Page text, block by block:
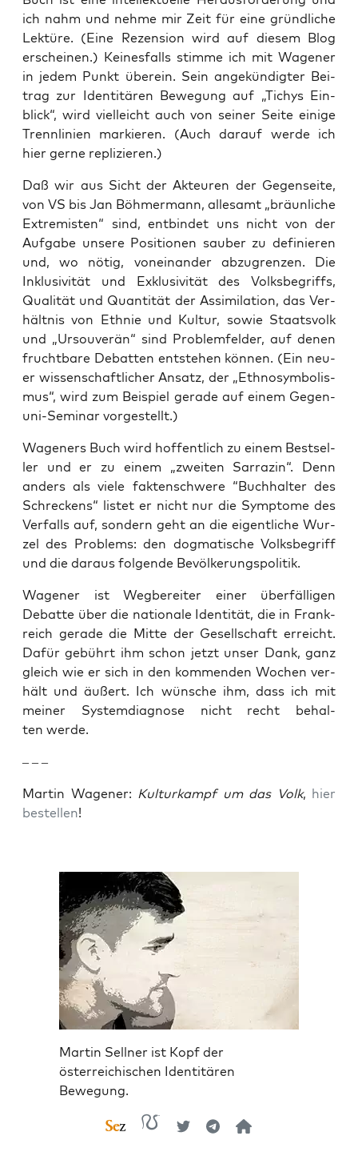
ich nahm und neh­me mir Zeit für eine gründ­li­che
Lek­tü­re. (Eine Rezen­si­on wird auf die­sem Blog
erschei­nen.) Kei­nes­falls stim­me ich mit Wage­ner
in jedem Punkt über­ein. Sein ange­kün­dig­ter Bei­
trag zur Iden­ti­tä­ren Bewe­gung auf „Tichys Ein­
blick“, wird viel­leicht auch von sei­ner Sei­te eini­ge
Trenn­li­ni­en mar­kie­ren. (Auch dar­auf wer­de ich
hier ger­ne replizieren.)
Daß wir aus Sicht der Akteu­ren der Gegen­sei­te,
von VS bis Jan Böh­mer­mann, alle­samt „bräun­li­che
Extre­mis­ten“ sind, ent­bin­det uns nicht von der
Auf­ga­be unse­re Posi­tio­nen sau­ber zu defi­nie­ren
und, wo nötig, von­ein­an­der abzu­gren­zen. Die
Inklu­si­vi­tät und Exklu­si­vi­tät des Volks­be­griffs,
Qua­li­tät und Quan­ti­tät der Assi­mi­la­ti­on, das Ver­
hält­nis von Eth­nie und Kul­tur, sowie Staats­volk
und „Ursou­ve­rän“ sind Pro­blem­fel­der, auf denen
frucht­ba­re Debat­ten ent­ste­hen kön­nen. (Ein neu­
er wis­sen­schaft­li­cher Ansatz, der „Eth­no­sym­bo­lis­
mus“, wird zum Bei­spiel gera­de auf einem Gegen­
uni-Semi­nar vorgestellt.)
Wagen­ers Buch wird hof­fent­lich zu einem Best­sel­
ler und er zu einem „zwei­ten Sar­ra­zin“. Denn
anders als vie­le fak­ten­schwe­re “Buch­hal­ter des
Schre­ckens“ lis­tet er nicht nur die Sym­pto­me des
Ver­falls auf, son­dern geht an die eigent­li­che Wur­
zel des Pro­blems: den dog­ma­ti­sche Volks­be­griff
und die dar­aus fol­gen­de Bevölkerungspolitik.
Wage­ner ist Weg­be­rei­ter einer über­fäl­li­gen
Debat­te über die natio­na­le Iden­ti­tät, die in Frank­
reich gera­de die Mit­te der Gesell­schaft erreicht.
Dafür gebührt ihm schon jetzt unser Dank, ganz
gleich wie er sich in den kom­men­den Wochen ver­
hält und äußert. Ich wün­sche ihm, dass ich mit
mei­ner Sys­tem­dia­gno­se nicht recht behal­
ten werde.
– – –
Mar­tin Wage­ner: Kul­tur­kampf um das Volk, hier
bestel­len!
Martin Sellner ist Kopf der
österreichischen Identitären
Bewegung.